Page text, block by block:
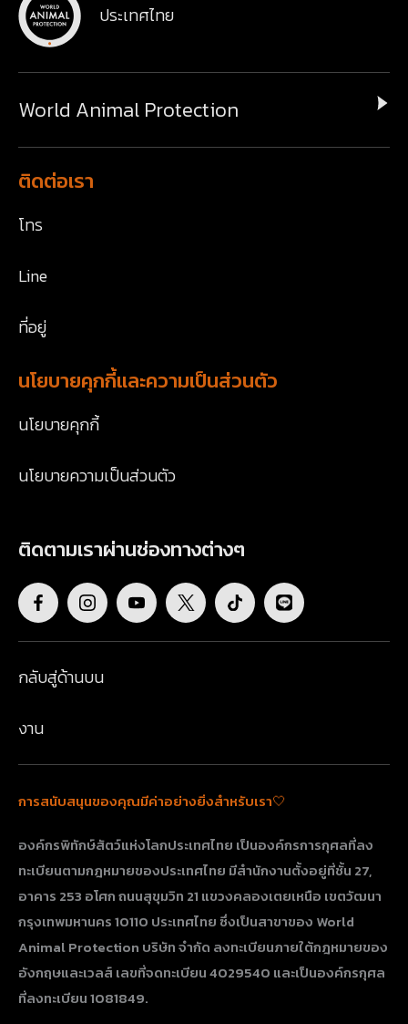
ประเทศไทย
World Animal Protection
ติดต่อเรา
โทร
Line
ที่อยู่
นโยบายคุกกี้และความเป็นส่วนตัว
นโยบายคุกกี้
นโยบายความเป็นส่วนตัว
ติดตามเราผ่านช่องทางต่างๆ
กลับสู่ด้านบน
งาน
การสนับสนุนของคุณมีค่าอย่างยิ่งสำหรับเรา🤍
องค์กรพิทักษ์สัตว์แห่งโลกประเทศไทย เป็นองค์กรการกุศลที่ลง
ทะเบียนตามกฎหมายของประเทศไทย มีสำนักงานตั้งอยู่ที่ชั้น 27,
อาคาร 253 อโศก ถนนสุขุมวิท 21 แขวงคลองเตยเหนือ เขตวัฒนา
กรุงเทพมหานคร 10110 ประเทศไทย​​​​​​​ ซึ่งเป็นสาขาของ World
Animal Protection บริษัท จำกัด ลงทะเบียนภายใต้กฎหมายของ
อังกฤษและเวลส์ เลขที่จดทะเบียน 4029540 และเป็นองค์กรกุศล
ที่ลงทะเบียน 1081849.